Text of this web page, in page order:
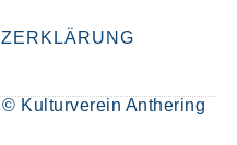
© Kulturverein Anthering